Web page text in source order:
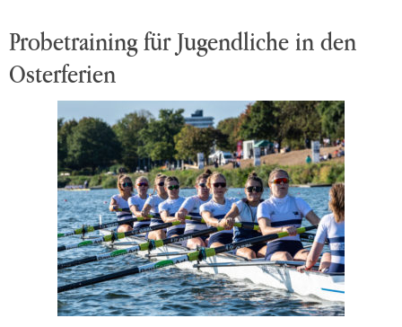
Probetraining für Jugendliche in den
Osterferien